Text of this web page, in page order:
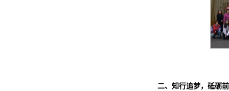
二、知行追梦，砥砺